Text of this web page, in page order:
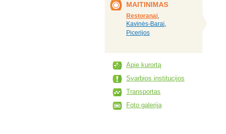
MAITINIMAS
Restoranai,
Kavinės-Barai,
Picerijos
Apie kurortą
Svarbios institucijos
Transportas
Foto galerija